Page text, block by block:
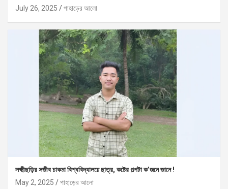
July 26, 2025
পাহাড়ের আলো
লক্ষ্মীছড়ির সজীব চাকমা বিশ্ববিদ্যালয়ে ছাত্র, কষ্টের গল্পটা ক’জনে জানে !
May 2, 2025
পাহাড়ের আলো